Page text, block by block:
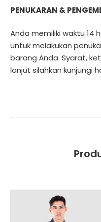
PENUKARAN &
Anda memiliki waktu 14
untuk melakukan
barang Anda. Syarat,
lanjut silahkan kunjungi